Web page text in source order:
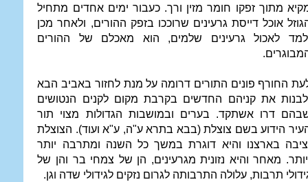
מתוך זפקו חומר מזין ורך. כעבור ימים אחדים מתחיל
אוכל דייסת גרעינים שרוככו בזפק ההורים, ולאחר מכן
לאכול גרעינים שלמים, הוא מאכלם של ההורים
החורף פונים התורים דרומה על מנת לחזור באביב הבא
את קניהם החדשים בקרבת מקום לקנים הנטושים
דרו אשתקד. בערים ובמושבות הגדולות מצוי תור
הידוע בשם צוצלת (בבא בתרא ע"ה, ע"א ועוד). הצוצלת
בארצנו והיא דוגרת במשך כל השנה ומתרבה יותר
מאחר והיא נזונית מגרעינים, הן של צמחי בר והן של
תרבות, עלולה התרבותה לגרום נזקים לגידולי שדה וגן.